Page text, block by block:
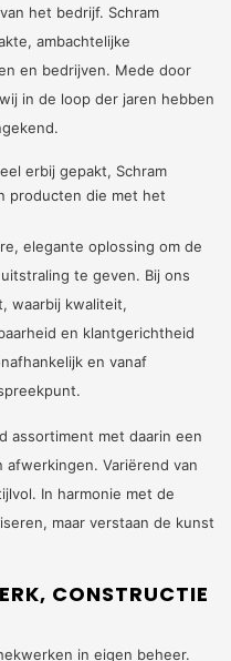
het bedrijf. Schram
ambachtelijke
en bedrijven. Mede door
in de loop der jaren hebben
erbij gepakt, Schram
producten die met het
elegante oplossing om de
te geven. Bij ons
waarbij kwaliteit,
en klantgerichtheid
en vanaf
assortiment met daarin een
afwerkingen. Variërend van
In harmonie met de
maar verstaan de kunst
CONSTRUCTIE
in eigen beheer.